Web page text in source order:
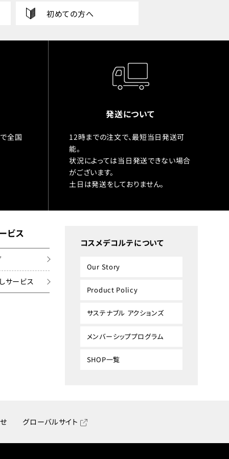
初めての方へ
全国
発送について
12時までの注文で、最短当日発送可
能。
状況によっては当日発送できない場合
がございます。
土日は発送をしておりません。
ビス
サービス
コスメデコルテについて
Our Story
Product Policy
サステナブル アクションズ
メンバーシッププログラム
SHOP一覧
グローバルサイト